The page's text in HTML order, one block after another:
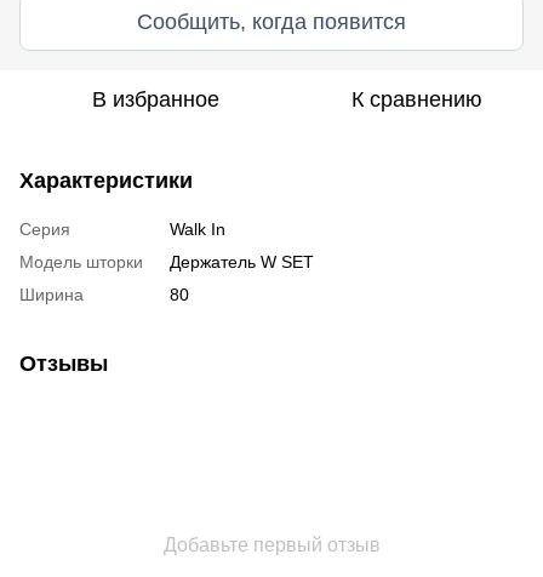
Сообщить, когда появится
В избранное К сравнению
Характеристики
Серия
Walk In
Модель шторки
Держатель W SET
Ширина
80
Отзывы
Добавьте первый отзыв